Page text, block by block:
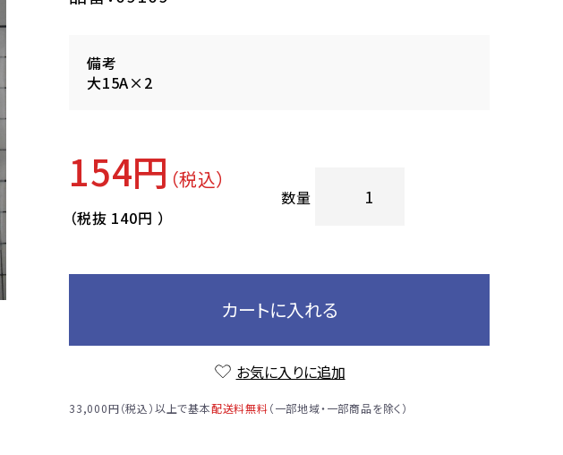
備考
大15A×2
154円 （税込）
（税抜 140円 ）
数量
カートに入れる
お気に入りに追加
33,000円（税込）以上で基本配送料無料（一部地域・一部商品を除く）